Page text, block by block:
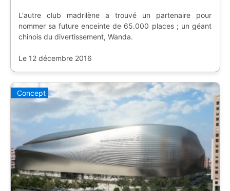
L'autre club madrilène a trouvé un partenaire pour
nommer sa future enceinte de 65.000 places ; un géant
chinois du divertissement, Wanda.
Le 12 décembre 2016
Concept